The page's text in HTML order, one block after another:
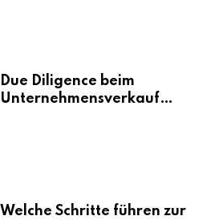
Due Diligence beim
Unternehmensverkauf
Welche Schritte führen zur